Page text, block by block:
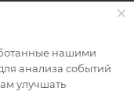
26/1
нашими
анализа событий
улучшать